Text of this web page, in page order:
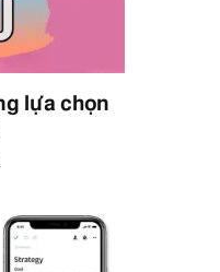
lựa chọn